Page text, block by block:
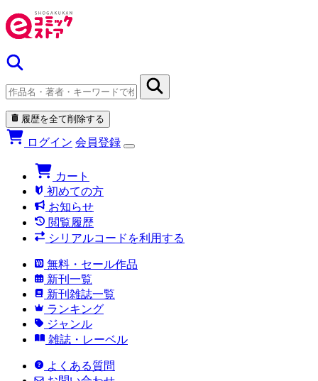
履歴を全て削除する
ログイン 会員登録
カート
初めての方
お知らせ
閲覧履歴
シリアルコードを利用する
無料・セール作品
新刊一覧
新刊雑誌一覧
ランキング
ジャンル
雑誌・レーベル
よくある質問